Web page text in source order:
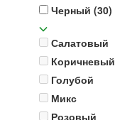
Черный (30)
Салатовый
Коричневый
Голубой
Микс
Розовый